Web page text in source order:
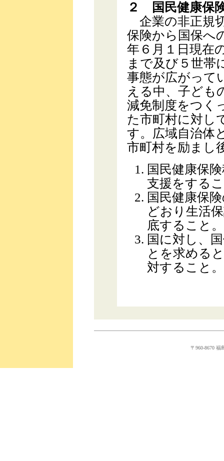
２ 国民健康保
企業の非正規
保険から国保へ
年６月１日現在
まで及び５世帯
事態が広がって
える中、子ども
減免制度をつく
た市町村に対し
す。広域自治体
市町村を励まし
国民健康保
支援をする
国民健康保
どおり生活
底すること。
国に対し、
とを求める
対すること。
〒960-8670 福